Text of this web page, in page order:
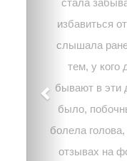
стала
избавиться
слышала
тем, у кого
бывают в эти
было,
болела
отзывах на